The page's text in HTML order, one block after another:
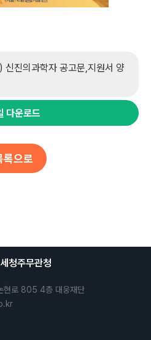
신진의과학자 공고문,지원서 양
다운로드
록으로
청주무관청
현로 805 4층 대웅재단